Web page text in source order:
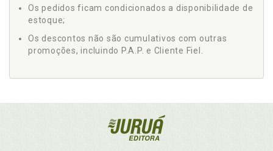
Os pedidos ficam condicionados a disponibilidade de
estoque;
Os descontos não são cumulativos com outras
promoções, incluindo P.A.P. e Cliente Fiel.